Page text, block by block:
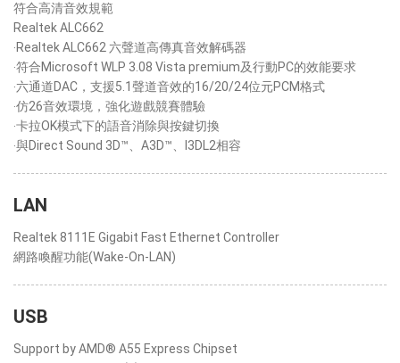
符合高清音效規範
Realtek ALC662
‧Realtek ALC662 六聲道高傳真音效解碼器
‧符合Microsoft WLP 3.08 Vista premium及行動PC的效能要求
‧六通道DAC，支援5.1聲道音效的16/20/24位元PCM格式
‧仿26音效環境，強化遊戲競賽體驗
‧卡拉OK模式下的語音消除與按鍵切換
‧與Direct Sound 3D™、A3D™、I3DL2相容
LAN
Realtek 8111E Gigabit Fast Ethernet Controller
網路喚醒功能(Wake-On-LAN)
USB
Support by AMD® A55 Express Chipset